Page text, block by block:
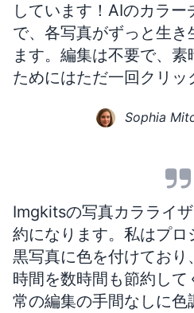
しています！AIのカラ
で、各写真がずっと生
ます。編集は不要で、
ためにはただ一回クリッ
Sophia
Imgkitsの写真カラライ
約になります。私はプロ
黒写真に色を付けており
時間を数時間も節約して
常の編集の手間なしに色